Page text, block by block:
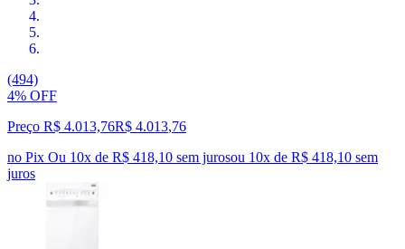
(494)
4% OFF
Preço R$ 4.013,76R$ 4.013,76
no Pix Ou 10x de R$ 418,10 sem jurosou 10x de R$ 418,10 sem
juros